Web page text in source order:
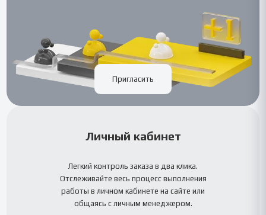
Пригласить
Личный кабинет
Легкий контроль заказа в два клика.
Отслеживайте весь процесс выполнения
работы в личном кабинете на сайте или
общаясь с личным менеджером.